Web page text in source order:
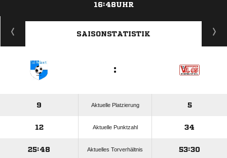
16:48UHR
ANZEIGE
SAISONSTATISTIK
:
9 Aktuelle Platzierung 5
12 Aktuelle Punktzahl 34
25:48 Aktuelles Torverhältnis 53:30